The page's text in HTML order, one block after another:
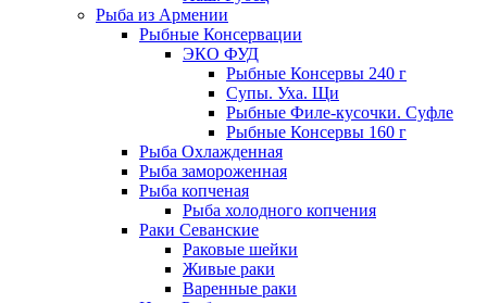
Рыба из Армении
Рыбные Консервации
ЭКО ФУД
Рыбные Консервы 240 г
Супы. Уха. Щи
Рыбные Филе-кусочки. Суфле
Рыбные Консервы 160 г
Рыба Охлажденная
Рыба замороженная
Рыба копченая
Рыба холодного копчения
Раки Севанские
Раковые шейки
Живые раки
Варенные раки